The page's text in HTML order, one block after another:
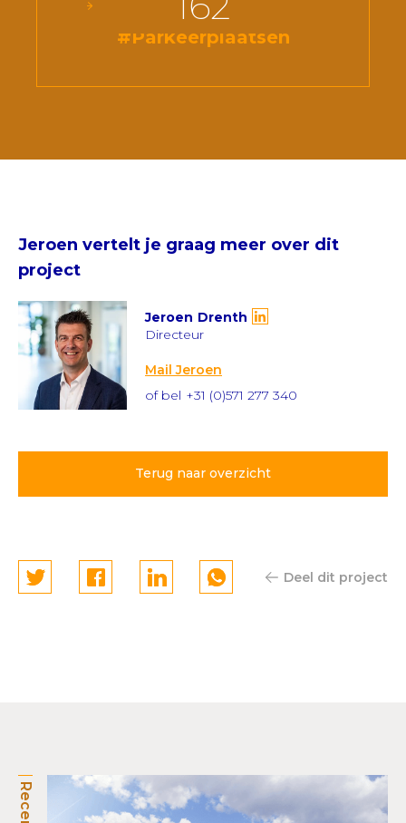
#Parkeerplaatsen
Jeroen vertelt je graag meer over dit
project
Jeroen Drenth
Directeur
Mail Jeroen
of bel +31 (0)571 277 340
Terug naar overzicht
Deel dit project